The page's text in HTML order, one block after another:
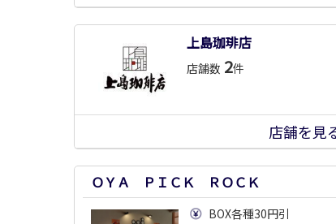
上島珈琲店
店舗数 2件
店舗を見
ＯＹＡ ＰＩＣＫ ＲＯＣＫ
BOX各種30円引